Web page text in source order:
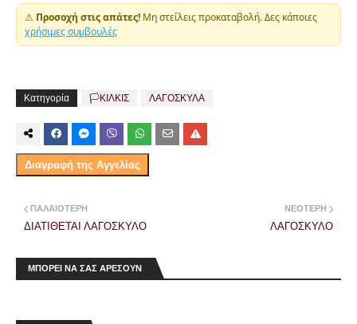
⚠ Προσοχή στις απάτες! Μη στείλεις προκαταβολή. Δες κάποιες
χρήσιμες συμβουλές
Κατηγορία 🏳️ΚΙΛΚΙΣ ΛΑΓΟΣΚΥΛΑ
Διαγραφή της Αγγελίας
ΝΕΌΤΕΡΗ
ΛΑΓΟΣΚΥΛΟ
ΠΑΛΑΙΌΤΕΡΗ
ΔΙΑΤΙΘΕΤΑΙ ΛΑΓΟΣΚΥΛΟ
ΜΠΟΡΕΙ ΝΑ ΣΑΣ ΑΡΕΣΟΥΝ